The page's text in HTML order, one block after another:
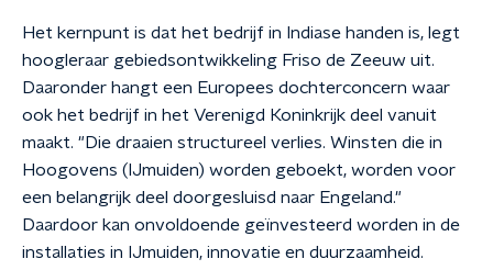
Het kernpunt is dat het bedrijf in Indiase handen is, legt
hoogleraar gebiedsontwikkeling Friso de Zeeuw uit.
Daaronder hangt een Europees dochterconcern waar
ook het bedrijf in het Verenigd Koninkrijk deel vanuit
maakt. "Die draaien structureel verlies. Winsten die in
Hoogovens (IJmuiden) worden geboekt, worden voor
een belangrijk deel doorgesluisd naar Engeland."
Daardoor kan onvoldoende geïnvesteerd worden in de
installaties in IJmuiden, innovatie en duurzaamheid.